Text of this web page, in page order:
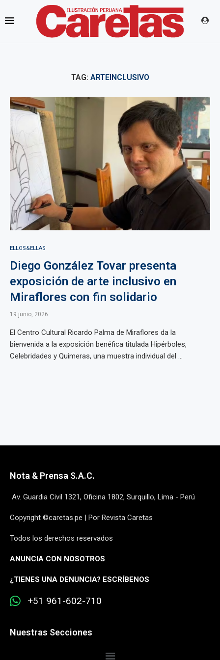
TAG: ARTEINCLUSIVO
ELLOS&ELLAS
Diego González Tovar presenta
exposición de arte inclusivo en
Miraflores con fin solidario
19 junio, 2026
El Centro Cultural Ricardo Palma de Miraflores da la
bienvenida a la exposición benéfica titulada Hipérboles,
Celebridades y Quimeras, una muestra individual del ...
Nota & Prensa S.A.C.
Av. Guardia Civil 1321, Oficina 1802, Surquillo, Lima - Perú
Copyright ©caretas.pe | Por Revista Caretas
Todos los derechos reservados
ANUNCIA CON NOSOTROS
¿TIENES UNA DENUNCIA? ESCRÍBENOS
+51 961-602-710
Nuestras Secciones